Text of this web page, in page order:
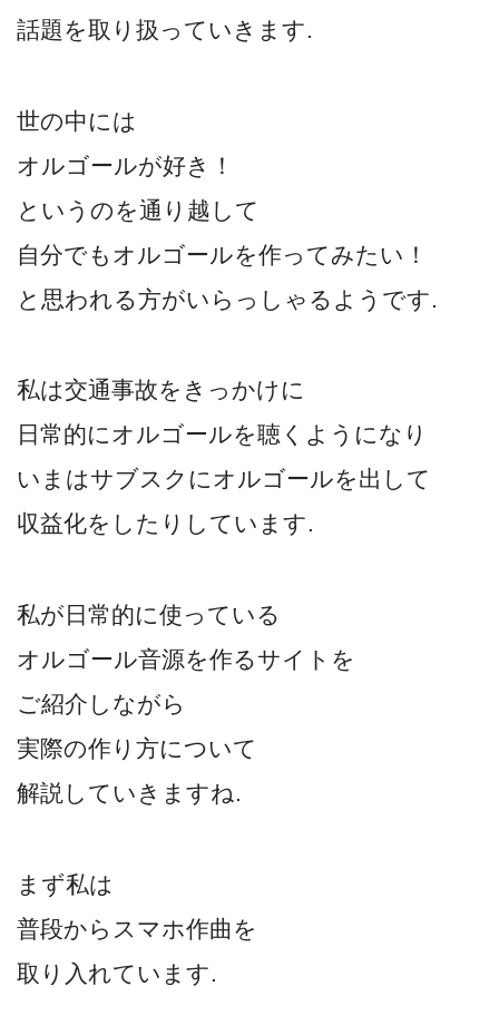
話題を取り扱っていきます.
世の中には
オルゴールが好き！
というのを通り越して
自分でもオルゴールを作ってみたい！
と思われる方がいらっしゃるようです.
私は交通事故をきっかけに
日常的にオルゴールを聴くようになり
いまはサブスクにオルゴールを出して
収益化をしたりしています.
私が日常的に使っている
オルゴール音源を作るサイトを
ご紹介しながら
実際の作り方について
解説していきますね.
まず私は
普段からスマホ作曲を
取り入れています.